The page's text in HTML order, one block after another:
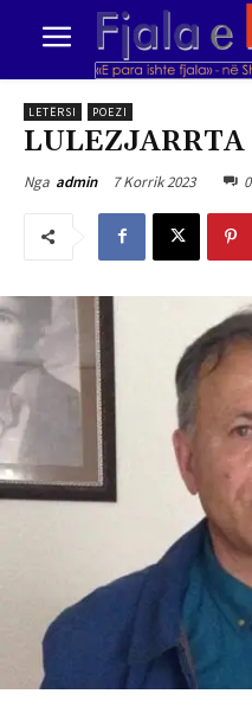
LETËRSI POEZI
LULEZJARRTA
Nga admin 7 Korrik 2023 0